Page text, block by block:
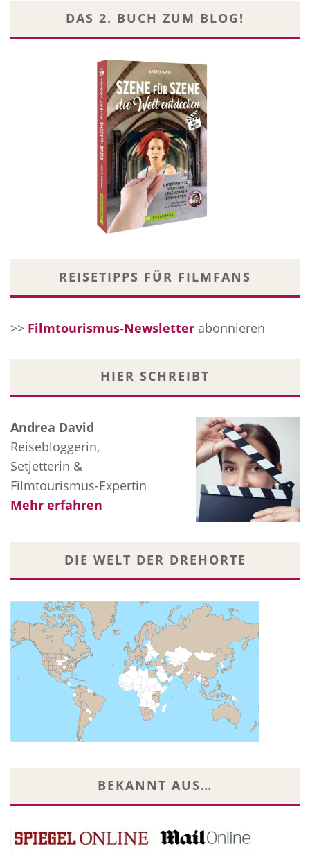
DAS 2. BUCH ZUM BLOG!
REISETIPPS FÜR FILMFANS
>> Filmtourismus-Newsletter abonnieren
HIER SCHREIBT
Andrea David
Reisebloggerin,
Setjetterin &
Filmtourismus-Expertin
Mehr erfahren
DIE WELT DER DREHORTE
BEKANNT AUS…